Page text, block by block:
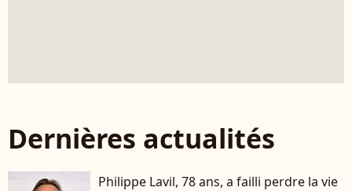
Dernières actualités
Philippe Lavil, 78 ans, a failli perdre la vie